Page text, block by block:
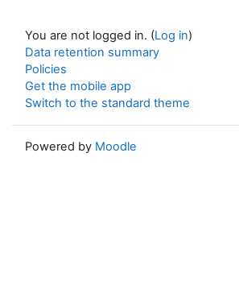
You are not logged in. (Log in)
Data retention summary
Policies
Get the mobile app
Switch to the standard theme
Powered by Moodle